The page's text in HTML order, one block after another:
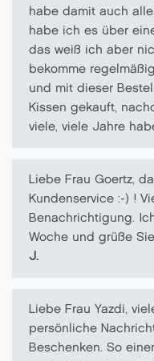
habe damit auch
habe ich es über
das weiß ich aber
bekomme
und mit dieser
Kissen gekauft,
viele, viele Jahre
Liebe Frau Goertz,
Kundenservice :-) !
Benachrichtigung.
Woche und grüße
J.
Liebe Frau Yazdi,
persönliche
Beschenken. So